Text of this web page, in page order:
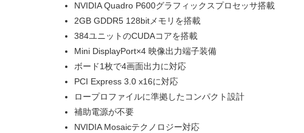
NVIDIA Quadro P600グラフィックスプロセッサ搭載
2GB GDDR5 128bitメモリを搭載
384ユニットのCUDAコアを搭載
Mini DisplayPort×4 映像出力端子装備
ボード1枚で4画面出力に対応
PCI Express 3.0 x16に対応
ロープロファイルに準拠したコンパクト設計
補助電源が不要
NVIDIA Mosaicテクノロジー対応